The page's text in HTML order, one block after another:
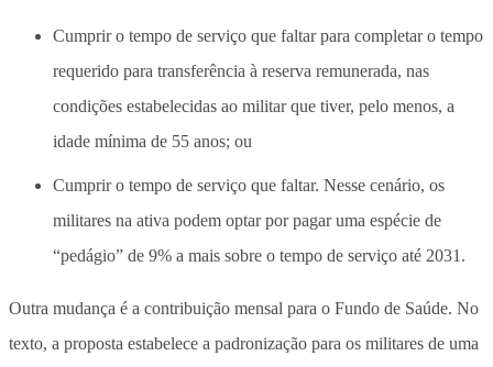
Cumprir o tempo de serviço que faltar para completar o tempo
requerido para transferência à reserva remunerada, nas
condições estabelecidas ao militar que tiver, pelo menos, a
idade mínima de 55 anos; ou
Cumprir o tempo de serviço que faltar. Nesse cenário, os
militares na ativa podem optar por pagar uma espécie de
“pedágio” de 9% a mais sobre o tempo de serviço até 2031.
Outra mudança é a contribuição mensal para o Fundo de Saúde. No
texto, a proposta estabelece a padronização para os militares de uma